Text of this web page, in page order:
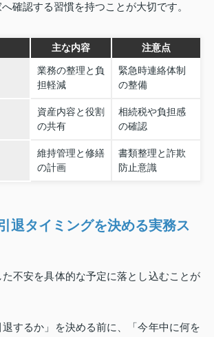
確認する習慣を持つことが大切です。
主な内容 注意点
業務の整理と負
担軽減
緊急時連絡体制
の整備
資産内容と役割
の共有
相続税や負担感
の確認
維持管理と修繕
の計画
書類整理と詐欺
防止意識
退タイミングを決める実務ス
た不安を具体的な予定に落とし込むことが
するか」を決める前に、「今年中に何を